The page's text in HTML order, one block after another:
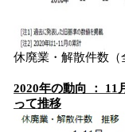
休廃業・解散件数（
2020年の動向 ： 11
って推移